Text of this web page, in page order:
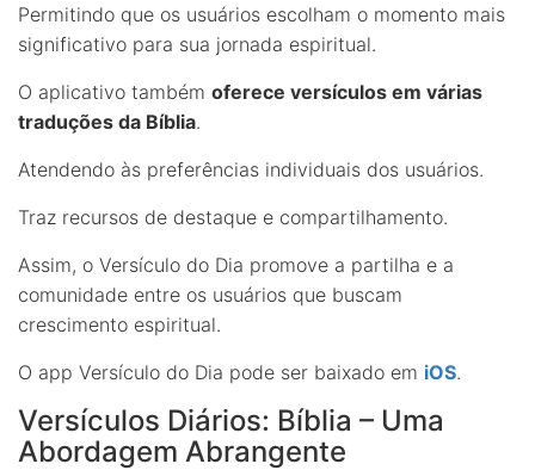
Permitindo que os usuários escolham o momento mais
significativo para sua jornada espiritual.
O aplicativo também oferece versículos em várias
traduções da Bíblia.
Atendendo às preferências individuais dos usuários.
Traz recursos de destaque e compartilhamento.
Assim, o Versículo do Dia promove a partilha e a
comunidade entre os usuários que buscam
crescimento espiritual.
O app Versículo do Dia pode ser baixado em iOS.
Versículos Diários: Bíblia – Uma
Abordagem Abrangente